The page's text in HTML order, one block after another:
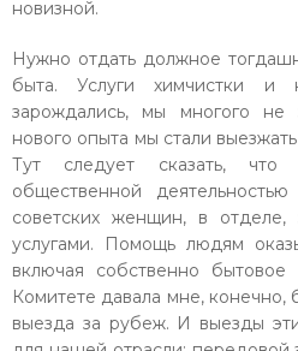
новизной.
Нужно отдать должное
быта. Услуги химчистки и
зарождались, мы многого не
нового опыта мы стали
Тут следует сказать,
общественной
советских женщин, в отделе,
услугами. Помощь людям
включая собственно
Комитете давала мне,
выезда за рубеж. И выезды